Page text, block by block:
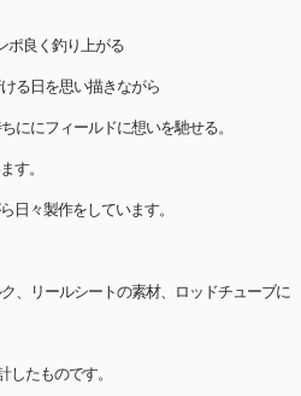
ポ良く釣り上がる
る日を思い描きながら
ににフィールドに想いを馳せる。
す。
日々製作をしています。
、リールシートの素材、ロッドチューブに
たものです。